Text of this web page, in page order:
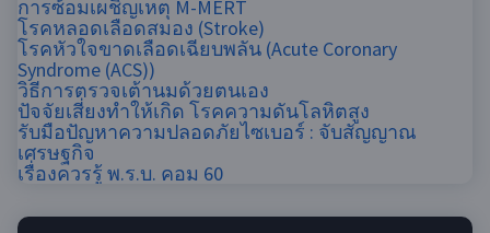
การซ้อมเผชิญเหตุ M-MERT
โรคหลอดเลือดสมอง (Stroke)
โรคหัวใจขาดเลือดเฉียบพลัน (Acute Coronary
Syndrome (ACS))
วิธีการตรวจเต้านมด้วยตนเอง
ปัจจัยเสี่ยงทำให้เกิด โรคความดันโลหิตสูง
รับมือปัญหาความปลอดภัยไซเบอร์​ : จับสัญญาณ
เศรษฐกิจ
เรื่องควรรู้ พ.ร.บ. คอม 60